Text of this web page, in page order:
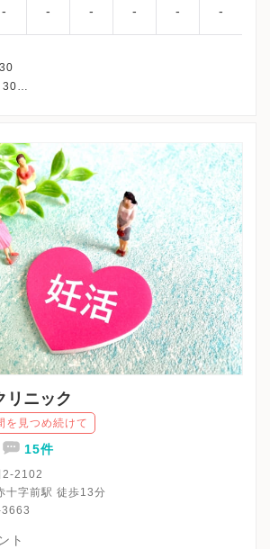
- - - - - -
30
30
を確認、または直接お問い合わせくださ
リニック
を見つめ続けて
15件
2-2102
十字前駅 徒歩13分
ト